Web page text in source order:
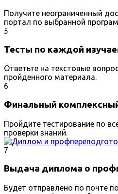
Получите неограниченный
портал по выбранной
5
Тесты по каждой
Ответьте на текстовые
пройденного материала.
6
Финальный
Пройдите тестирование по
проверки знаний.
7
Выдача диплома о
Будет отправлено по почте